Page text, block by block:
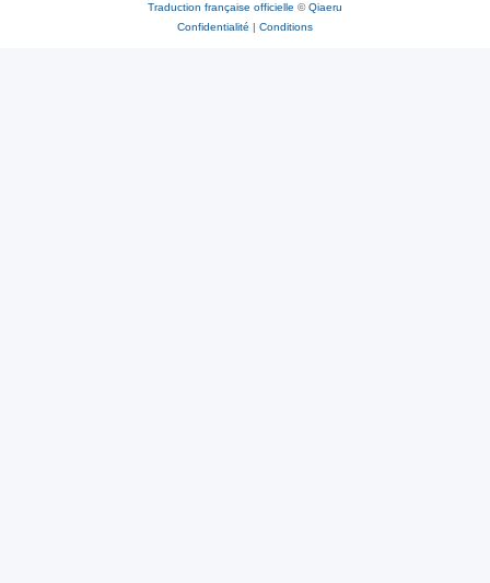
Traduction française officielle ©Qiaeru
Confidentialité | Conditions